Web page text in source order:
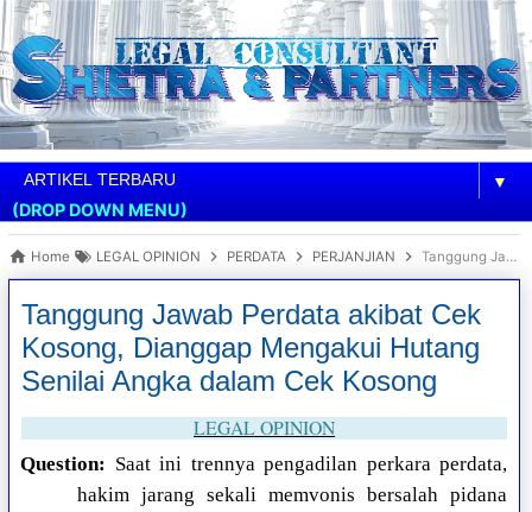
▼
(DROP DOWN MENU)
Home LEGAL OPINION PERDATA PERJANJIAN Tanggung Jawab Perdata akibat Cek Kosong, Dianggap Mengakui Hutang Senilai Angka dalam Cek Kosong
Tanggung Jawab Perdata akibat Cek
Kosong, Dianggap Mengakui Hutang
Senilai Angka dalam Cek Kosong
LEGAL OPINION
Question: Saat ini trennya pengadilan perkara perdata,
hakim jarang sekali memvonis bersalah pidana